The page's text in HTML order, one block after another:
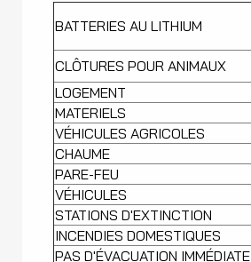
BATTERIES AU LITHIUM
CLÔTURES POUR ANIMAUX
LOGEMENT
MATERIELS
VÉHICULES AGRICOLES
CHAUME
PARE-FEU
VÉHICULES
STATIONS D'EXTINCTION
INCENDIES DOMESTIQUES
PAS D'ÉVACUATION IMMÉDIATE